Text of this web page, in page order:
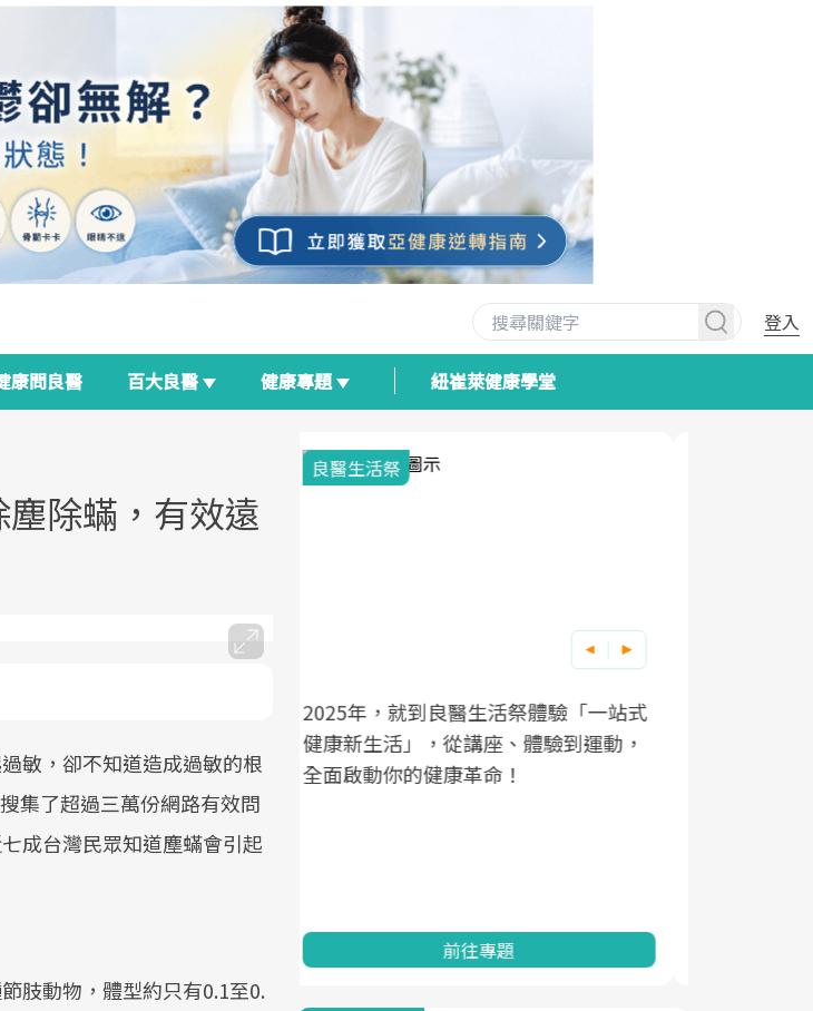
登入
康問良醫 百大良醫 健康專題 紐崔萊健康學堂
除蟎，有效遠
敏，卻不知道造成過敏的根
集了超過三萬份網路有效問
成台灣民眾知道塵蟎會引起
肢動物，體型約只有0.1至0.
健康台灣推動委員會」與「長
推進，「預防醫學」已成全民
心議題。然而，健檢不只是醫
你的健康革命！
我與健康韌性的距離
良醫健康網從「換季的身體變化」出
發，透過醫學觀點與日常感受的對話，
建立對亞健康的認知，進而引導實際的
前往專題